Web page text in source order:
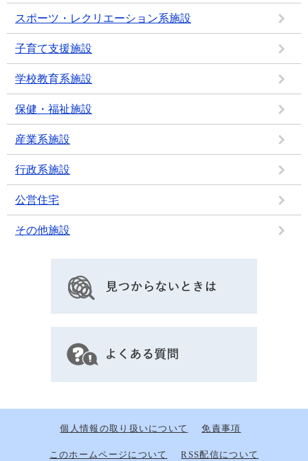
スポーツ・レクリエーション系施設
子育て支援施設
学校教育系施設
保健・福祉施設
産業系施設
行政系施設
公営住宅
その他施設
個人情報の取り扱いについて 免責事項
このホームページについて RSS配信について